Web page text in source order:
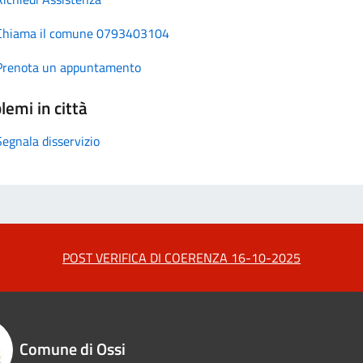
il comune 0793403104
un appuntamento
in città
disservizio
POST VERIFICA DI COERENZA 16-10-2025
Comune di Ossi